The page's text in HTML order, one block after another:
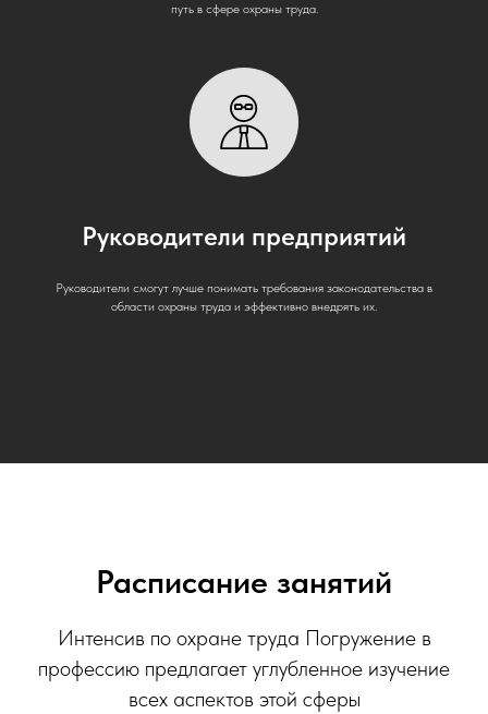
путь в сфере охраны труда.
Руководители предприятий
Руководители смогут лучше понимать требования законодательства в
области охраны труда и эффективно внедрять их.
Расписание занятий
Интенсив по охране труда Погружение в
профессию предлагает углубленное изучение
всех аспектов этой сферы